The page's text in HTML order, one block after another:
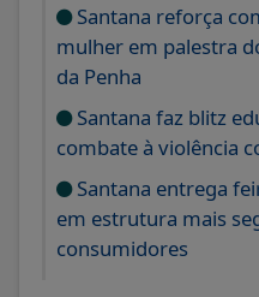
Santana reforça
mulher em palestra
da Penha
Santana faz blitz
combate à violência
Santana entrega
em estrutura mais
consumidores